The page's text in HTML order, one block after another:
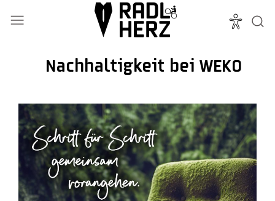
Nachhaltigkeit bei WEKO